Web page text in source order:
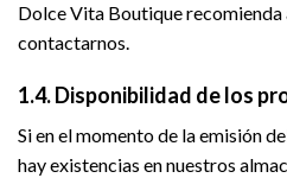
Dolce Vita Boutique
contactarnos.
1.4. Disponibilidad de los
Si en el momento de la emisión
hay existencias en nuestros